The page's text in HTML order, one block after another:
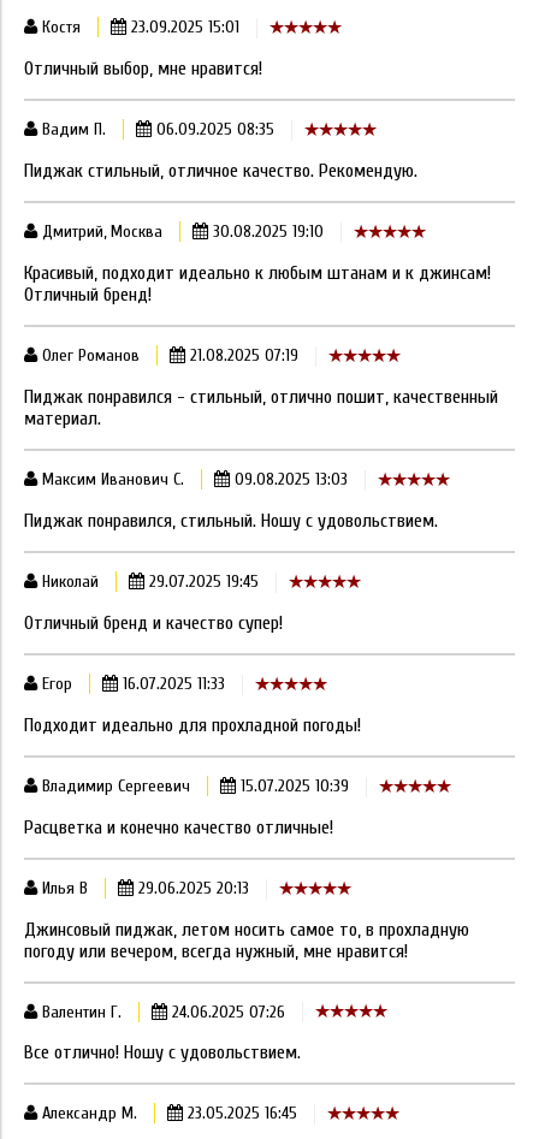
Костя 23.09.2025 15:01
Отличный выбор, мне нравится!
Вадим П. 06.09.2025 08:35
Пиджак стильный, отличное качество. Рекомендую.
Дмитрий, Москва 30.08.2025 19:10
Красивый, подходит идеально к любым штанам и к джинсам!
Отличный бренд!
Олег Романов 21.08.2025 07:19
Пиджак понравился - стильный, отлично пошит, качественный
материал.
Максим Иванович С. 09.08.2025 13:03
Пиджак понравился, стильный. Ношу с удовольствием.
Николай 29.07.2025 19:45
Отличный бренд и качество супер!
Егор 16.07.2025 11:33
Подходит идеально для прохладной погоды!
Владимир Сергеевич 15.07.2025 10:39
Расцветка и конечно качество отличные!
Илья В 29.06.2025 20:13
Джинсовый пиджак, летом носить самое то, в прохладную
погоду или вечером, всегда нужный, мне нравится!
Валентин Г. 24.06.2025 07:26
Все отлично! Ношу с удовольствием.
Александр М. 23.05.2025 16:45